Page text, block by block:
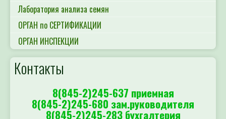
Лаборатория анализа семян
ОРГАН по СЕРТИФИКАЦИИ
ОРГАН ИНСПЕКЦИИ
Контакты
8(845-2)245-637 приемная
8(845-2)245-680 зам.руководителя
8(845-2)245-283 бухгалтерия